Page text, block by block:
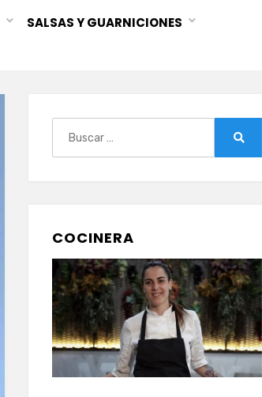
SALSAS Y GUARNICIONES
COCINERA